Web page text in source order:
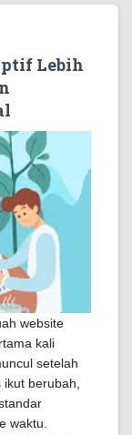
Lebih
website
kali
setelah
ikut berubah,
waktu.